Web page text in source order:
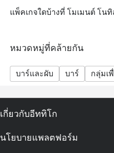
แพ็คเกจใดบ้างที่ โมเมนต์ โน
หมวดหมู่ที่คล้ายกัน
บาร์และผับ บาร์ กลุ่มเ
เกี่ยวกับอีททิโก
นโยบายแพลตฟอร์ม